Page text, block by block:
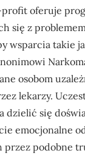
oferuje
się z
wsparcia takie
osobom
lekarzy.
dzielić się
emocjonalne
przez podobne